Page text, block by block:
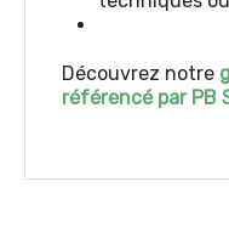
Découvrez notre
référencé par PB